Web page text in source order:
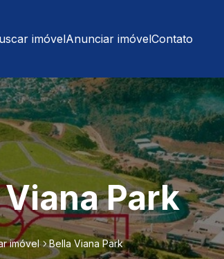
imóvelAnunciar imóvelContato
Park
imóvel Bella Viana Park